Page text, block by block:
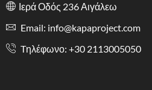
Ιερά Οδός 236 Αιγάλεω
Email: info@kapaproject.com
Tηλέφωνο: +30 2113005050